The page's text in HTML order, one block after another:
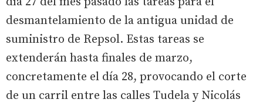
desmantelamiento de la antigua unidad de
suministro de Repsol. Estas tareas se
extenderán hasta finales de marzo,
concretamente el día 28, provocando el corte
de un carril entre las calles Tudela y Nicolás